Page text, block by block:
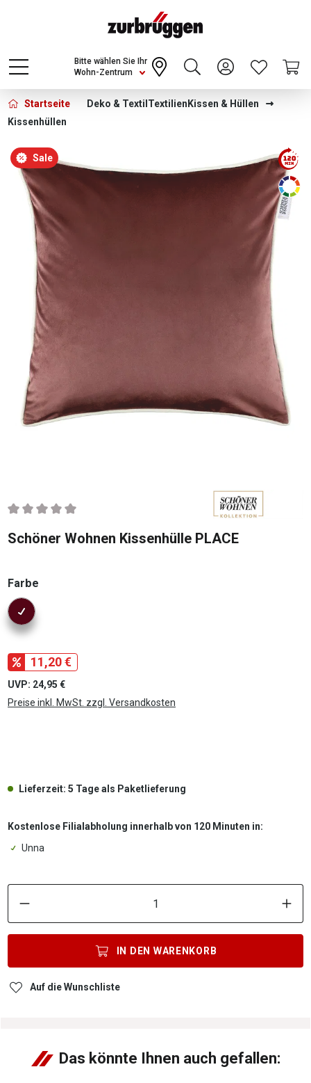
Choose a different country or region to see
content for your location and shop online
CONTINUE
Wohn-Zentrum
Bitte wählen Sie Ihr
Startseite Deko & Textil Textilien Kissen & Hüllen
Kissenhüllen
Bildergalerie überspringen
Sale
Durchschnittliche Bewertung von 0 von 5 Sternen
Schöner Wohnen Kissenhülle PLACE
Farbe
Konfigurator Farbe
11,20 €
UVP: 24,95 €
Preise inkl. MwSt. zzgl. Versandkosten
Lieferzeit: 5 Tage als Paketlieferung
Kostenlose Filialabholung innerhalb von 120 Minuten in:
Unna
IN DEN WARENKORB
Auf die Wunschliste
Das könnte Ihnen auch gefallen: